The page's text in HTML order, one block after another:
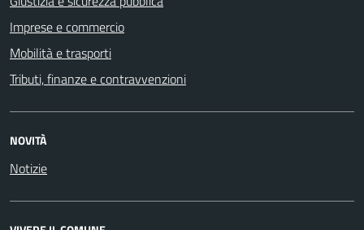
Imprese e commercio
Mobilità e trasporti
Tributi, finanze e contravvenzioni
NOVITÀ
Notizie